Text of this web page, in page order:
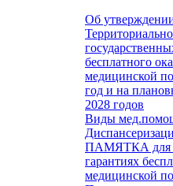
Об
бесплатного
медицинской
год и на
2028 годов
Виды
ПАМЯТКА для
гарантиях
медицинской